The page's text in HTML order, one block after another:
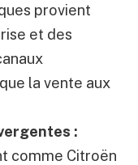
provient
et des
la vente aux
:
comme Citroën